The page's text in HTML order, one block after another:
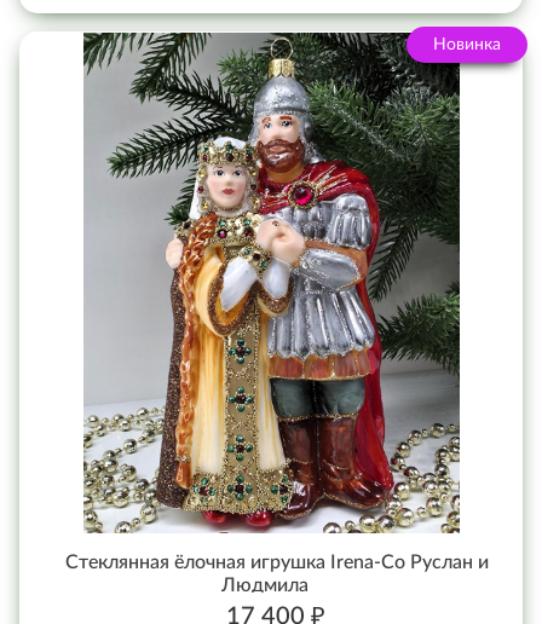
Новинка
Стеклянная ёлочная игрушка Irena-Co Руслан и
Людмила
17 400 ₽